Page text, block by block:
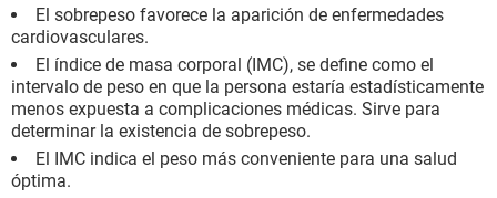
El sobrepeso favorece la aparición de enfermedades
cardiovasculares.
El índice de masa corporal (IMC), se define como el
intervalo de peso en que la persona estaría estadísticamente
menos expuesta a complicaciones médicas. Sirve para
determinar la existencia de sobrepeso.
El IMC indica el peso más conveniente para una salud
óptima.